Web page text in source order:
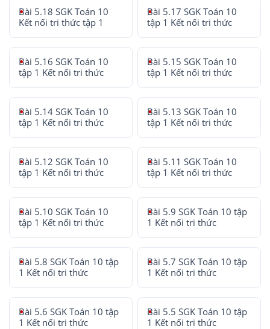
Bài 5.18 SGK Toán 10
Kết nối tri thức tập 1
Bài 5.17 SGK Toán 10
tập 1 Kết nối tri thức
Bài 5.16 SGK Toán 10
tập 1 Kết nối tri thức
Bài 5.15 SGK Toán 10
tập 1 Kết nối tri thức
Bài 5.14 SGK Toán 10
tập 1 Kết nối tri thức
Bài 5.13 SGK Toán 10
tập 1 Kết nối tri thức
Bài 5.12 SGK Toán 10
tập 1 Kết nối tri thức
Bài 5.11 SGK Toán 10
tập 1 Kết nối tri thức
Bài 5.10 SGK Toán 10
tập 1 Kết nối tri thức
Bài 5.9 SGK Toán 10 tập
1 Kết nối tri thức
Bài 5.8 SGK Toán 10 tập
1 Kết nối tri thức
Bài 5.7 SGK Toán 10 tập
1 Kết nối tri thức
Bài 5.6 SGK Toán 10 tập
1 Kết nối tri thức
Bài 5.5 SGK Toán 10 tập
1 Kết nối tri thức